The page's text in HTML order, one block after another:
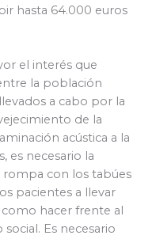
hasta 64.000 euros
el interés que
la población
a cabo por la
de la
acústica a la
es necesario la
rompa con los tabúes
pacientes a llevar
hacer frente al
Es necesario